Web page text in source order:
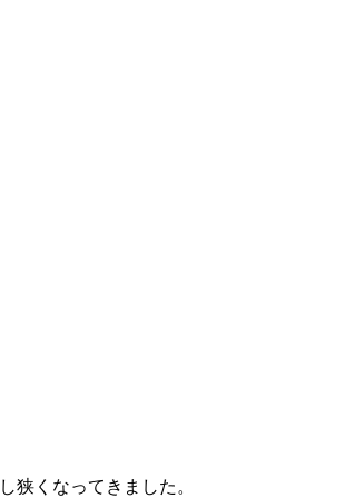
狭くなってきました。